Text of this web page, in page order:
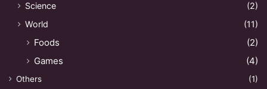
Science
(2)
World
(11)
Foods
(2)
Games
(4)
Others
(1)